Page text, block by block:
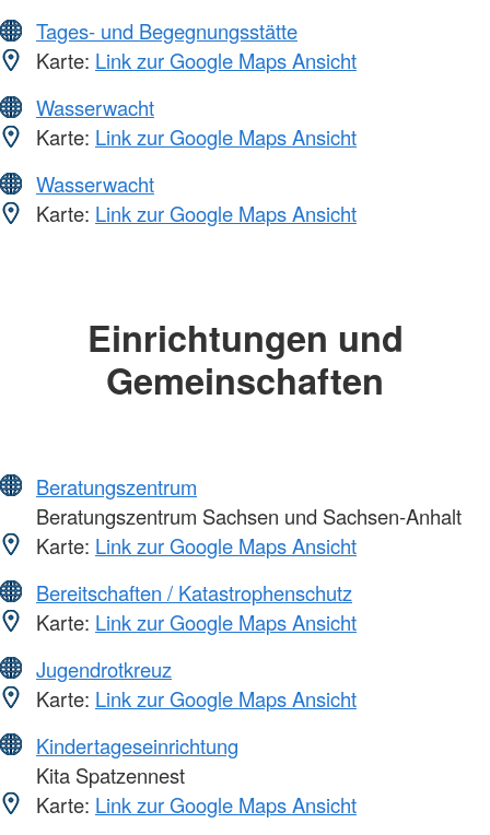
Tages- und Begegnungsstätte
Karte: Link zur Google Maps Ansicht
Wasserwacht
Karte: Link zur Google Maps Ansicht
Wasserwacht
Karte: Link zur Google Maps Ansicht
Einrichtungen und
Gemeinschaften
Beratungszentrum
Beratungszentrum Sachsen und Sachsen-Anhalt
Karte: Link zur Google Maps Ansicht
Bereitschaften / Katastrophenschutz
Karte: Link zur Google Maps Ansicht
Jugendrotkreuz
Karte: Link zur Google Maps Ansicht
Kindertageseinrichtung
Kita Spatzennest
Karte: Link zur Google Maps Ansicht